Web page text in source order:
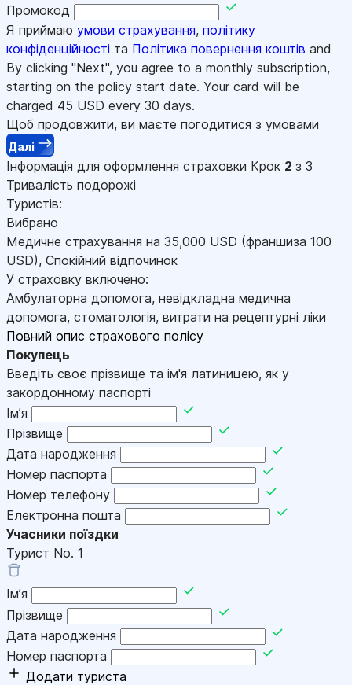
Промокод
Я приймаю умови страхування, політику
конфіденційності та Політика повернення коштів and
By clicking "Next", you agree to a monthly subscription,
starting on the policy start date. Your card will be
charged 45 USD every 30 days.
Щоб продовжити, ви маєте погодитися з умовами
Далі
Інформація для оформлення страховки Крок 2 з 3
Тривалість подорожі
Туристів:
Вибрано
Медичне страхування на 35,000 USD (франшиза 100
USD), Спокійний відпочинок
У страховку включено:
Амбулаторна допомога, невідкладна медична
допомога, стоматологія, витрати на рецептурні ліки
Повний опис страхового полісу
Покупець
Введіть своє прізвище та ім'я латиницею, як у
закордонному паспорті
Імʼя
Прізвище
Дата народження
Номер паспорта
Номер телефону
Електронна пошта
Учасники поїздки
Турист No. 1
Імʼя
Прізвище
Дата народження
Номер паспорта
Додати туриста